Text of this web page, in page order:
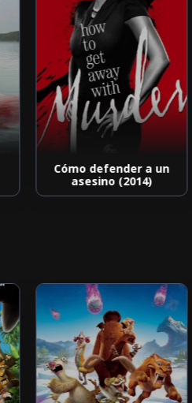
Cómo defender a un
asesino (2014)